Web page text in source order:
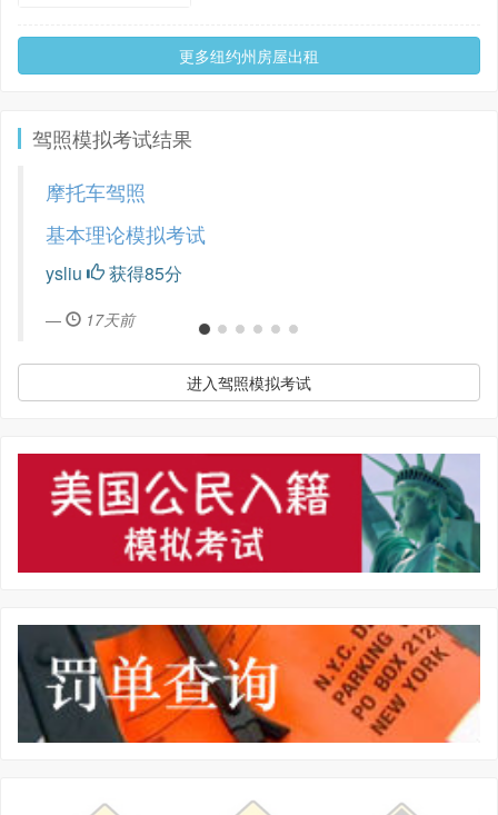
更多纽约州房屋出租
驾照模拟考试结果
摩托车驾照
基本理论模拟考试
ysliu 获得85分
17天前
进入驾照模拟考试